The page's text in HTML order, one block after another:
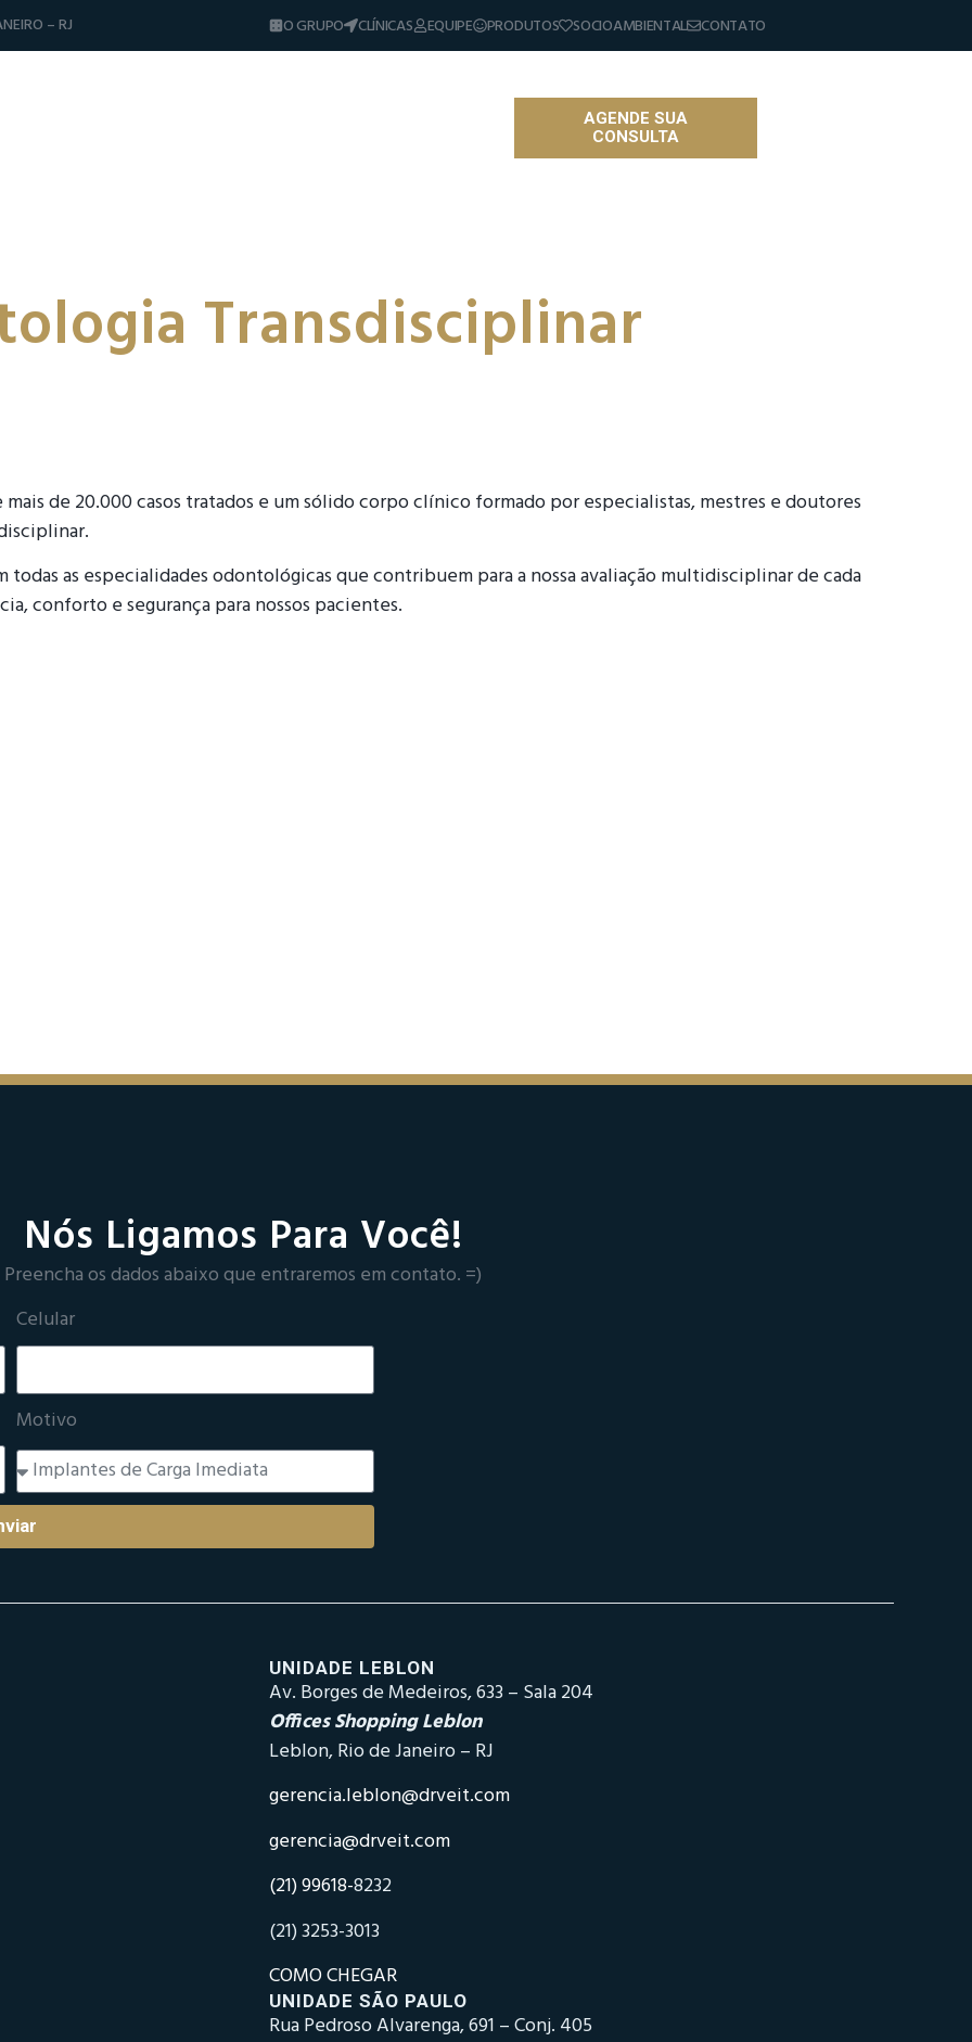
– RJ O GRUPO CLÍNICAS EQUIPE PRODUTOS SOCIOAMBIENTAL CONTATO
AGENDE SUA
CONSULTA
Transdisciplinar
de 20.000 casos tratados e um sólido corpo clínico formado por especialistas, mestres e doutores
as especialidades odontológicas que contribuem para a nossa avaliação multidisciplinar de cada
conforto e segurança para nossos pacientes.
Nós Ligamos Para Você!
Preencha os dados abaixo que entraremos em contato. =)
Celular
Motivo
UNIDADE LEBLON
Av. Borges de Medeiros, 633 – Sala 204
Offices Shopping Leblon
Leblon, Rio de Janeiro – RJ
gerencia.leblon@drveit.com
gerencia@drveit.com
(21) 99618-8232
(21) 3253-3013
COMO CHEGAR
UNIDADE SÃO PAULO
Rua Pedroso Alvarenga, 691 – Conj. 405